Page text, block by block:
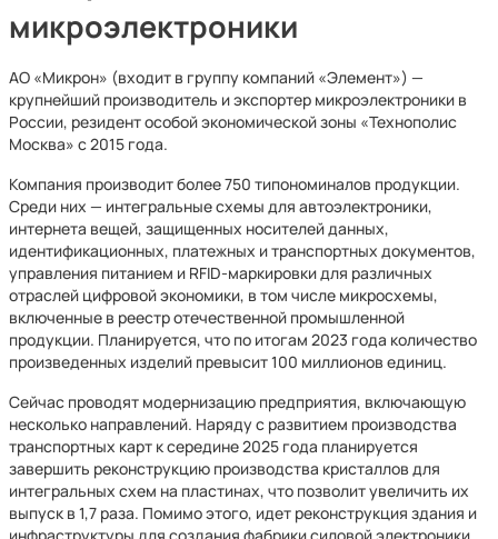
микроэлектроники
АО «Микрон» (входит в группу компаний «Элемент») —
крупнейший производитель и экспортер микроэлектроники в
России, резидент особой экономической зоны «Технополис
Москва» с 2015 года.
Компания производит более 750 типономиналов продукции.
Среди них — интегральные схемы для автоэлектроники,
интернета вещей, защищенных носителей данных,
идентификационных, платежных и транспортных документов,
управления питанием и RFID-маркировки для различных
отраслей цифровой экономики, в том числе микросхемы,
включенные в реестр отечественной промышленной
продукции. Планируется, что по итогам 2023 года количество
произведенных изделий превысит 100 миллионов единиц.
Сейчас проводят модернизацию предприятия, включающую
несколько направлений. Наряду с развитием производства
транспортных карт к середине 2025 года планируется
завершить реконструкцию производства кристаллов для
интегральных схем на пластинах, что позволит увеличить их
выпуск в 1,7 раза. Помимо этого, идет реконструкция здания и